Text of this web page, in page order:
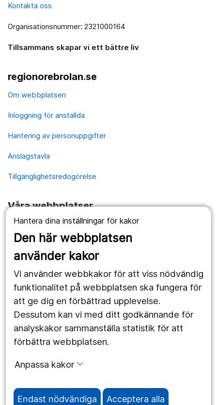
Hantera dina inställningar för kakor
Den här webbplatsen
använder kakor
Vi använder webbkakor för att viss nödvändig
funktionalitet på webbplatsen ska fungera för
att ge dig en förbättrad upplevelse.
Dessutom kan vi med ditt godkännande för
analyskakor sammanställa statistik för att
förbättra webbplatsen.
Anpassa kakor
Endast nödvändiga Acceptera alla
Kontakta oss
Organisationsnummer: 2321000164
Tillsammans skapar vi ett bättre liv
regionorebrolan.se
Om webbplatsen
Inloggning för anställda
Hantering av personuppgifter
Anslagstavla
Tillgänglighetsredogörelse
Våra webbplatser
1177.se
Länstrafiken
Utveckling
Följ oss
Facebook